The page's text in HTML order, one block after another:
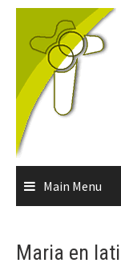
Skip
content
Main Menu
Maria en